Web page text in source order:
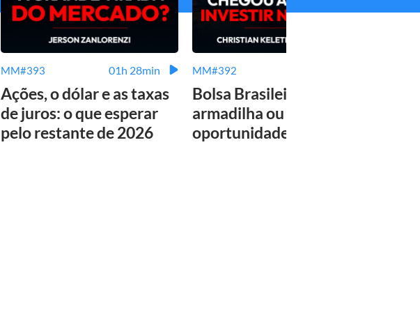
MM#393 01h 28min
Ações, o dólar e as taxas
de juros: o que esperar
pelo restante de 2026
MM#392
Bolsa Brasileira:
armadilha ou
oportunidade única?